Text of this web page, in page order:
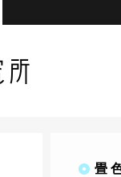
畳